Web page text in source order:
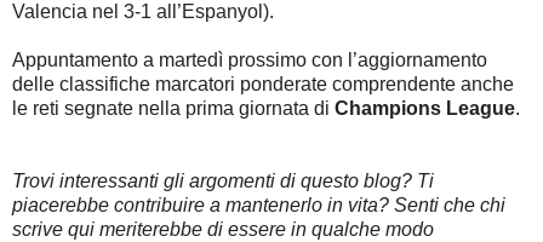
Valencia nel 3-1 all’Espanyol).
Appuntamento a martedì prossimo con l’aggiornamento
delle classifiche marcatori ponderate comprendente anche
le reti segnate nella prima giornata di Champions League.
Trovi interessanti gli argomenti di questo blog? Ti
piacerebbe contribuire a mantenerlo in vita? Senti che chi
scrive qui meriterebbe di essere in qualche modo